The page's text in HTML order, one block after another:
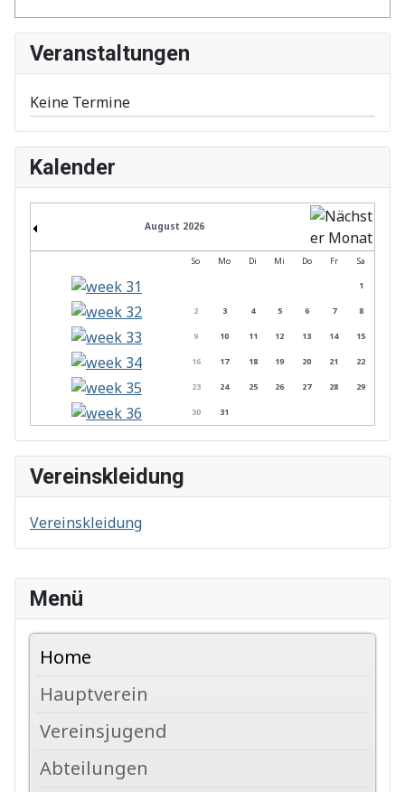
Menü
Home
Hauptverein
Vereinsjugend
Abteilungen
Veranstaltungen
Keine Termine
Kalender
August 2026
So Mo Di Mi Do Fr Sa
1
2 3 4 5 6 7 8
9 10 11 12 13 14 15
16 17 18 19 20 21 22
23 24 25 26 27 28 29
30 31
Vereinskleidung
Vereinskleidung